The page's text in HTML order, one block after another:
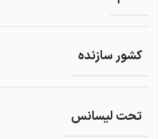
کشور سازنده
تحت لیسانس